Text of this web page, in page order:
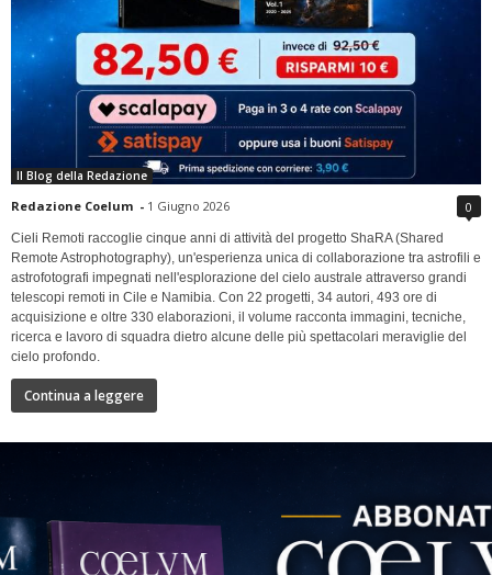
Il Blog della Redazione
Redazione Coelum - 1 Giugno 2026 0
Cieli Remoti raccoglie cinque anni di attività del progetto ShaRA (Shared
Remote Astrophotography), un'esperienza unica di collaborazione tra astrofili e
astrofotografi impegnati nell'esplorazione del cielo australe attraverso grandi
telescopi remoti in Cile e Namibia. Con 22 progetti, 34 autori, 493 ore di
acquisizione e oltre 330 elaborazioni, il volume racconta immagini, tecniche,
ricerca e lavoro di squadra dietro alcune delle più spettacolari meraviglie del
cielo profondo.
Continua a leggere